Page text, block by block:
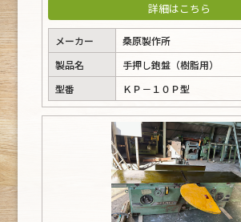
詳細はこちら
メーカー
桑原製作所
製品名
手押し鉋盤（樹脂用）
型番
ＫＰ－１０Ｐ型